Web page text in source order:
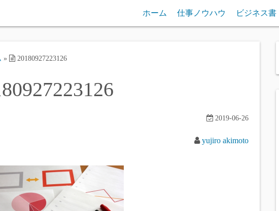
ホーム 仕事ノウハウ ビジネス書
» 20180927223126
2019-06-26
yujiro akimoto